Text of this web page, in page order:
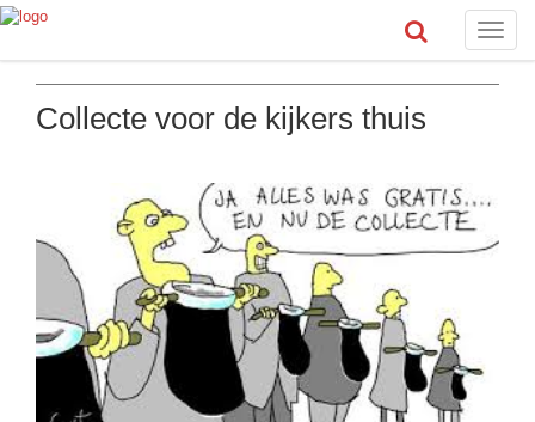
Toggle
Collecte voor de kijkers thuis